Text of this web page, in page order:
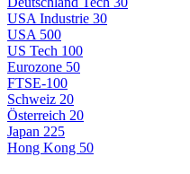
USA Industrie 30
USA 500
US Tech 100
Eurozone 50
FTSE-100
Schweiz 20
Österreich 20
Japan 225
Hong Kong 50